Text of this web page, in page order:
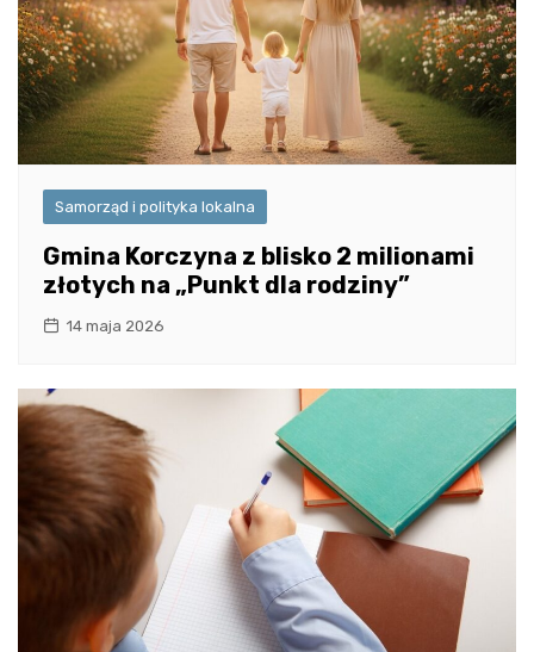
Samorząd i polityka lokalna
Gmina Korczyna z blisko 2 milionami
złotych na „Punkt dla rodziny”
14 maja 2026